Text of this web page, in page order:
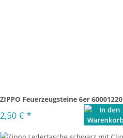
ZIPPO Feuerzeugsteine 6er 60001220
2,50 € *